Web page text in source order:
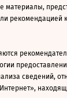
материалы,
рекомендацией
сведений,